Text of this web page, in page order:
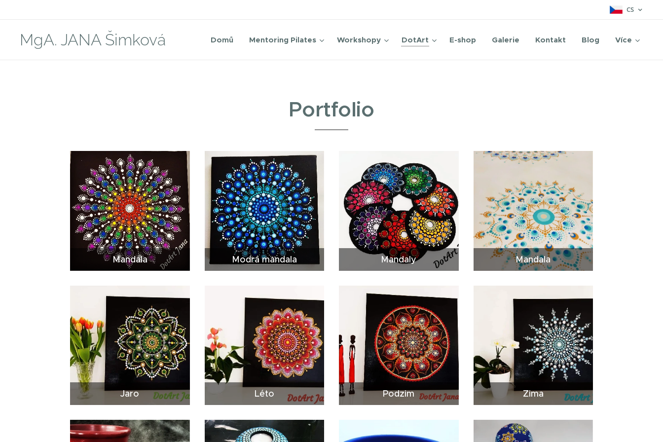
CS
MgA. JANA Šimková Domů Mentoring Pilates Workshopy DotArt E-shop Galerie Kontakt Blog Více
Portfolio
Mandala Modrá mandala Mandaly Mandala
Jaro Léto Podzim Zima